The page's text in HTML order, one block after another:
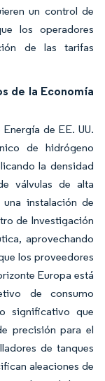
un control de
los operadores
de las tarifas
de la Economía
de EE. UU.
de hidrógeno
la densidad
válvulas de alta
instalación de
de Investigación
aprovechando
los proveedores
Europa está
de consumo
significativo que
precisión para el
de tanques
aleaciones de